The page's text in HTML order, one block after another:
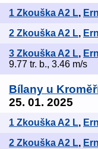
1 Zkouška A2 L,
2 Zkouška A2 L,
3 Zkouška A2 L,
9.77 tr. b., 3.46 m/s
Bílany u
25. 01. 2025
1 Zkouška A2 L,
2 Zkouška A2 L,